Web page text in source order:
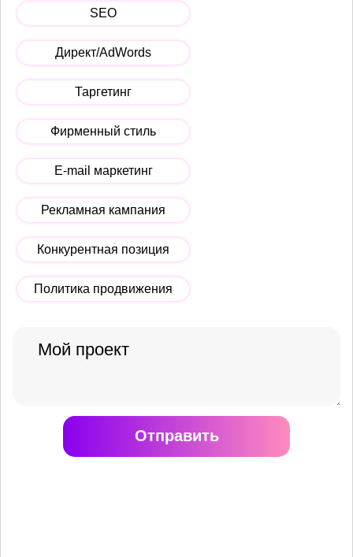
SEO
Директ/AdWords
Таргетинг
Фирменный стиль
E-mail маркетинг
Рекламная кампания
Конкурентная позиция
Политика продвижения
Отправить